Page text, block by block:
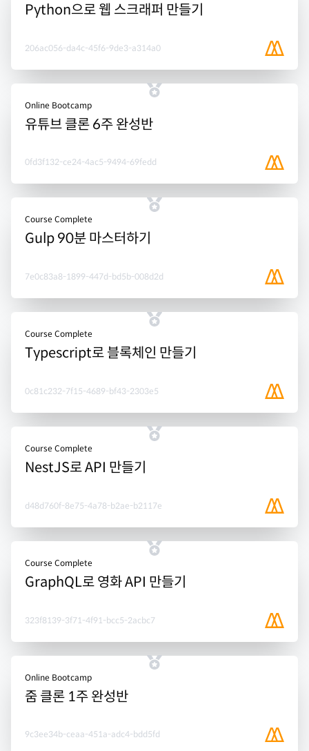
Python으로 웹 스크래퍼 만들기
206ac056-da4c-45f6-9de3-a314a0
Online Bootcamp
유튜브 클론 6주 완성반
0fd3f132-ce24-4ac5-9494-69fedd
Course Complete
Gulp 90분 마스터하기
7e0c83a8-1899-447d-bd5b-008d2d
Course Complete
Typescript로 블록체인 만들기
0c81c232-7f15-4689-bf43-2303e5
Course Complete
NestJS로 API 만들기
d48d760f-8e75-4a78-b2ae-b2117e
Course Complete
GraphQL로 영화 API 만들기
323f8139-3f71-4f91-bcc5-2acbc7
Online Bootcamp
줌 클론 1주 완성반
9c3ee34b-ceaa-451a-adc4-bdd5fd